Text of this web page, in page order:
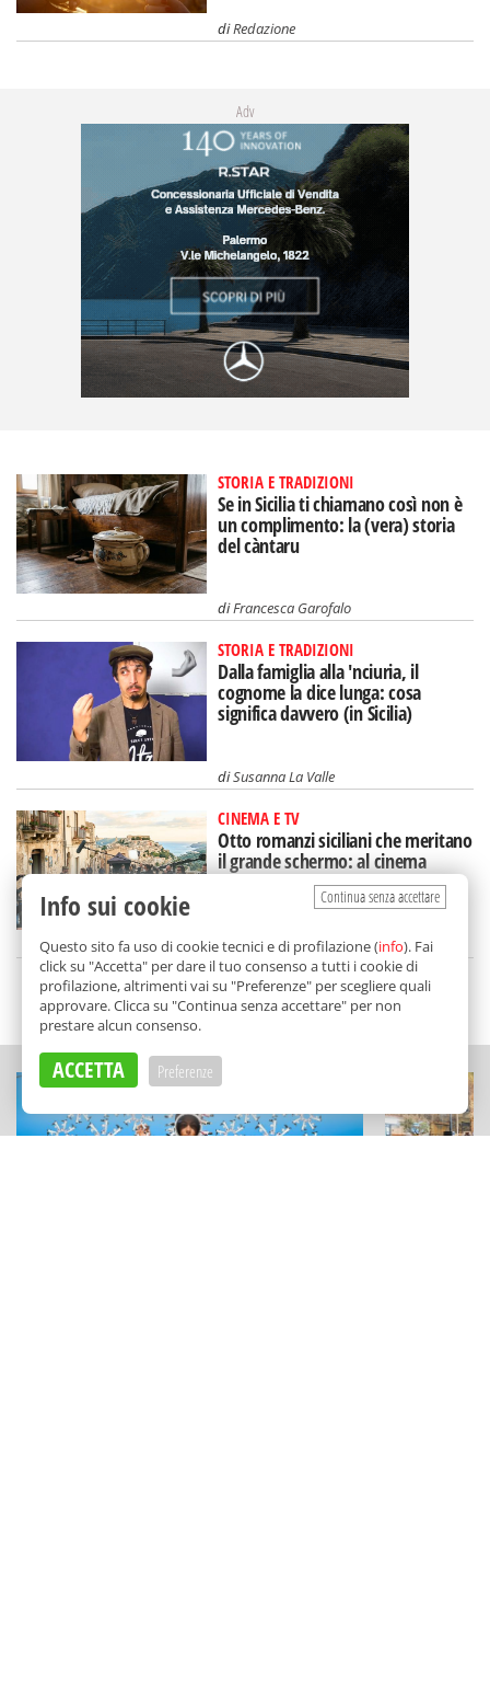
diRedazione
Adv
STORIA E TRADIZIONI
Se in Sicilia ti chiamano così non è
un complimento: la (vera) storia
del càntaru
diFrancesca Garofalo
STORIA E TRADIZIONI
Dalla famiglia alla 'nciuria, il
cognome la dice lunga: cosa
significa davvero (in Sicilia)
diSusanna La Valle
CINEMA E TV
Otto romanzi siciliani che meritano
il grande schermo: al cinema
un'Isola diversa
diTancredi Bua
SCELTO DA BALARM
Continua senza accettare
Info sui cookie
Questo sito fa uso di cookie tecnici e di profilazione (info). Fai
click su "Accetta" per dare il tuo consenso a tutti i cookie di
profilazione, altrimenti vai su "Preferenze" per scegliere quali
approvare. Clicca su "Continua senza accettare" per non
prestare alcun consenso.
ACCETTA Preferenze